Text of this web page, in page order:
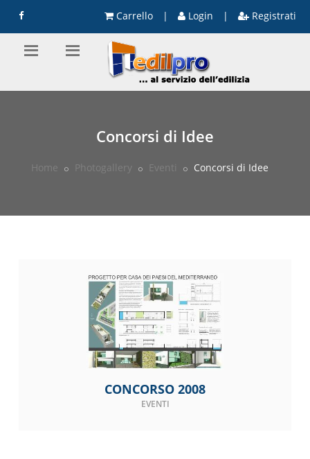
Carrello | Login | Registrati
Concorsi di Idee
Home Photogallery Eventi Concorsi di Idee
CONCORSO 2008
EVENTI